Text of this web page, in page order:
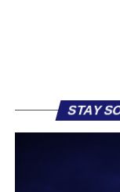
«Ο Α.Ο.
STAY